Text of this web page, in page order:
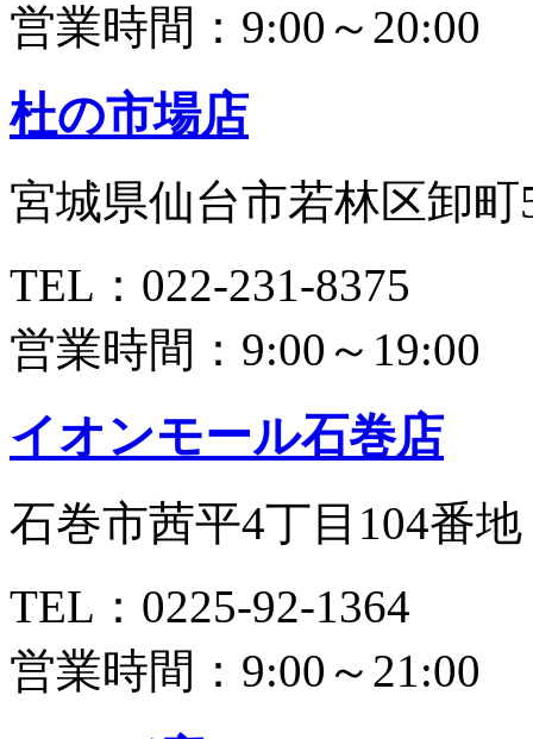
営業時間：9:00～20:00
杜の市場店
宮城県仙台市若林区卸町
TEL：022-231-8375
営業時間：9:00～19:00
イオンモール石巻店
石巻市茜平4丁目104番地
TEL：0225-92-1364
営業時間：9:00～21:00